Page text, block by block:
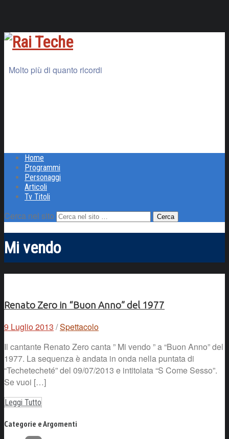
Molto più di quanto ricordi
Home
Programmi
Personaggi
Articoli
Tv Titoli
Cerca nel sito
Mi vendo
Renato Zero in “Buon Anno” del 1977
9 Luglio 2013 /Spettacolo
Il cantante Renato Zero canta ” Mi vendo ” a “Buon Anno” del
1977. La sequenza è andata in onda nella puntata di
“Techetecheté” del 09/07/2013 e intitolata “S Come Sesso”.
Se vuoi […]
Leggi Tutto
Categorie e Argomenti